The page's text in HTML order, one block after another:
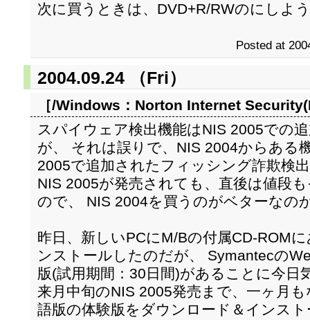
次に買うときは、DVD+R/RWのにしよ
Posted at
2004.09.24 （Fri）
［/Windows： Norton Internet
スパイウェア検出機能はNIS 2005での
が、 それは誤りで、NIS 2004からある
2005で追加されたフィッシング詐欺検
NIS 2005が発売されても、直後は値段
ので、 NIS 2004を買うのがベターなの
昨日、新しいPCにM/Bの付属CD-ROM
ンストールしたのだが、 Symantecの
版(試用期間：30日間)があることに今日
来月中旬のNIS 2005発売まで、一ヶ月
語版の体験版をダウンロード＆インス